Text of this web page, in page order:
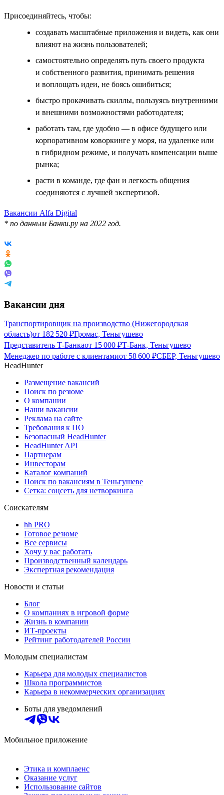
Присоединяйтесь, чтобы:
создавать масштабные приложения и видеть, как они
влияют на жизнь пользователей;
самостоятельно определять путь своего продукта
и собственного развития, принимать решения
и воплощать идеи, не боясь ошибиться;
быстро прокачивать скиллы, пользуясь внутренними
и внешними возможностями работодателя;
работать там, где удобно — в офисе будущего или
корпоративном коворкинге у моря, на удаленке или
в гибридном режиме, и получать компенсации выше
рынка;
расти в команде, где фан и легкость общения
соединяются с лучшей экспертизой.
Вакансии Alfa Digital
* по данным Банки.ру на 2022 год.
Вакансии дня
Транспортировщик на производство (Нижегородская
область)от 182 520 ₽Громас, Теньгушево
Представитель Т-Банкаот 15 000 ₽Т-Банк, Теньгушево
Менеджер по работе с клиентамиот 58 600 ₽СБЕР, Теньгушево
HeadHunter
Размещение вакансий
Поиск по резюме
О компании
Наши вакансии
Реклама на сайте
Требования к ПО
Безопасный HeadHunter
HeadHunter API
Партнерам
Инвесторам
Каталог компаний
Поиск по вакансиям в Теньгушеве
Сетка: соцсеть для нетворкинга
Соискателям
hh PRO
Готовое резюме
Все сервисы
Хочу у вас работать
Производственный календарь
Экспертная рекомендация
Новости и статьи
Блог
О компаниях в игровой форме
Жизнь в компании
ИТ-проекты
Рейтинг работодателей России
Молодым специалистам
Карьера для молодых специалистов
Школа программистов
Карьера в некоммерческих организациях
Боты для уведомлений
Мобильное приложение
Этика и комплаенс
Оказание услуг
Использование сайтов